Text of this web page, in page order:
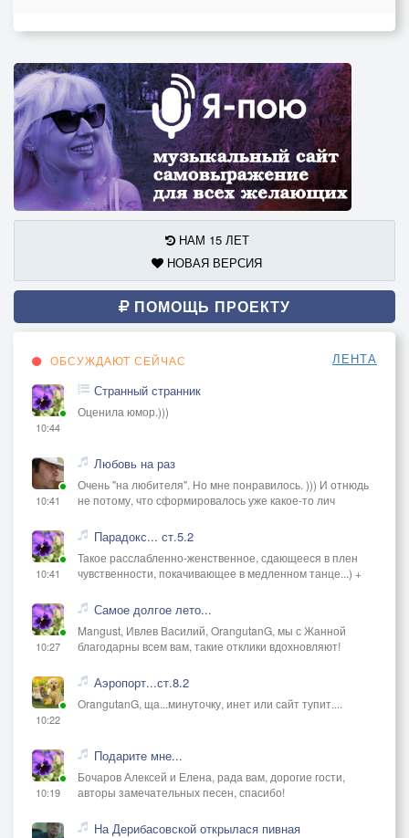
НАМ 15 ЛЕТ
НОВАЯ ВЕРСИЯ
ПОМОЩЬ ПРОЕКТУ
ОБСУЖДАЮТ СЕЙЧАС ЛЕНТА
10:44
Странный странник
Оценила юмор.)))
10:41
Любовь на раз
Очень "на любителя". Но мне понравилось. ))) И отнюдь
не потому, что сформировалось уже какое-то лич
10:41
Парадокс... ст.5.2
Такое расслабленно-женственное, сдающееся в плен
чувственности, покачивающее в медленном танце...) +
10:27
Самое долгое лето...
Mangust, Ивлев Василий, OrangutanG, мы с Жанной
благодарны всем вам, такие отклики вдохновляют!
10:22
Аэропорт...ст.8.2
OrangutanG, ща...минуточку, инет или сайт тупит....
10:19
Подарите мне...
Бочаров Алексей и Елена, рада вам, дорогие гости,
авторы замечательных песен, спасибо!
На Дерибасовской открылася пивная